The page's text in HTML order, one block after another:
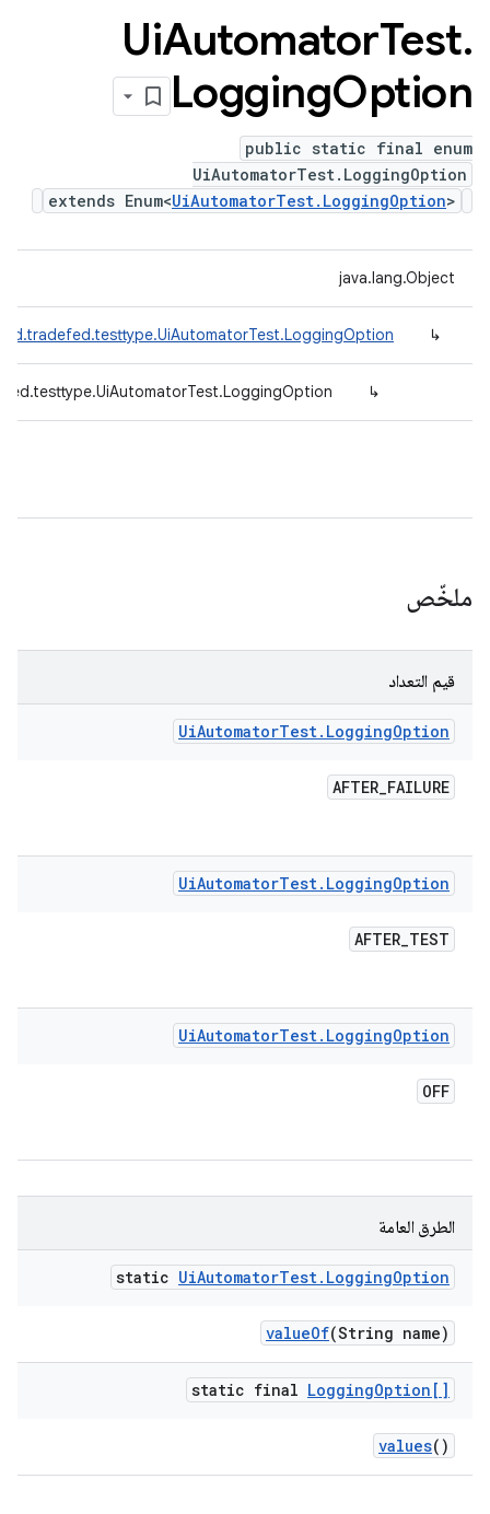
UiAutomatorTest.
LoggingOption
public static final enum
UiAutomatorTest.LoggingOption
extends Enum<UiAutomatorTest.LoggingOption>
java.lang.Object
↳
↳
ملخّص
قيم التعداد
UiAutomatorTest. LoggingOption
AFTER_FAILURE
UiAutomatorTest. LoggingOption
AFTER_TEST
UiAutomatorTest. LoggingOption
OFF
الطرق العامة
static UiAutomatorTest. LoggingOption
valueOf(String name)
static final LoggingOption[]
values()